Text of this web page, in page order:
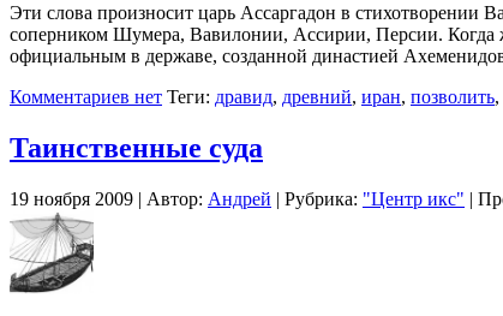
Эти слова произносит царь Ассаргадон в
соперником Шумера, Вавилонии, Ассирии, Персии. Когда
официальным в державе, созданной династией
Комментариев нет Теги: дравид, древний, иран, позволить,
Таинственные суда
19 ноября 2009 | Автор: Андрей | Рубрика: "Центр икс" |